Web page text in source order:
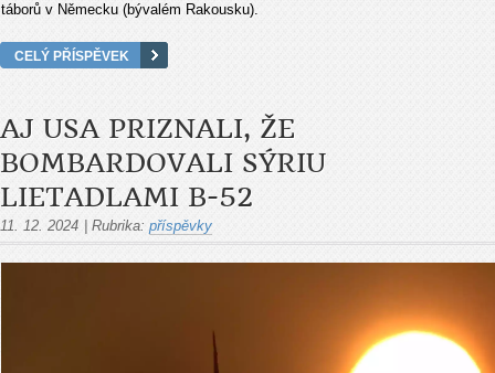
táborů v Německu (bývalém Rakousku).
CELÝ PŘÍSPĚVEK
AJ USA PRIZNALI, ŽE
BOMBARDOVALI SÝRIU
LIETADLAMI B-52
11. 12. 2024 | Rubrika: příspěvky